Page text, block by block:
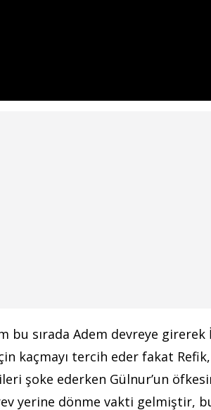
sırada Adem devreye girerek
kaçmayı tercih eder fakat
şoke ederken Gülnur’un
yerine dönme vakti gelmiştir,